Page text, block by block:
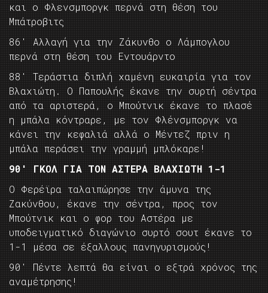
και ο Φλενσμποργκ περνά στη θέση του
Μπάτροβιτς
86′ Αλλαγή για την Ζάκυνθο ο Λάμπογλου
περνά στη θέση του Εντουάρντο
88′ Τεράστια διπλή χαμένη ευκαιρία για τον
Βλαχιώτη. Ο Παπουλής έκανε την συρτή σέντρα
από τα αριστερά, ο Μπούτνικ έκανε το πλασέ
η μπάλα κόντραρε, με τον Φλένσμποργκ να
κάνει την κεφαλιά αλλά ο Μέντεζ πριν η
μπάλα περάσει την γραμμή μπλόκαρε!
90′ ΓΚΟΛ ΓΙΑ ΤΟΝ ΑΣΤΕΡΑ ΒΛΑΧΙΩΤΗ 1-1
Ο Φερέϊρα ταλαιπώρησε την άμυνα της
Ζακύνθου, έκανε την σέντρα, προς τον
Μπούτνικ και ο φορ του Αστέρα με
υποδειγματικό διαγώνιο συρτό σουτ έκανε το
1-1 μέσα σε έξαλλους πανηγυρισμούς!
90′ Πέντε λεπτά θα είναι ο εξτρά χρόνος της
αναμέτρησης!